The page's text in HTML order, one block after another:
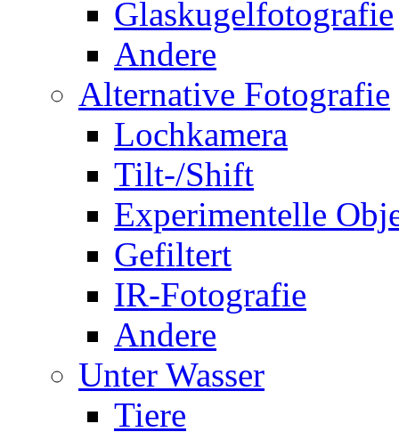
Glaskugelfotografie
Andere
Alternative Fotografie
Lochkamera
Tilt-/Shift
Experimentelle
Gefiltert
IR-Fotografie
Andere
Unter Wasser
Tiere